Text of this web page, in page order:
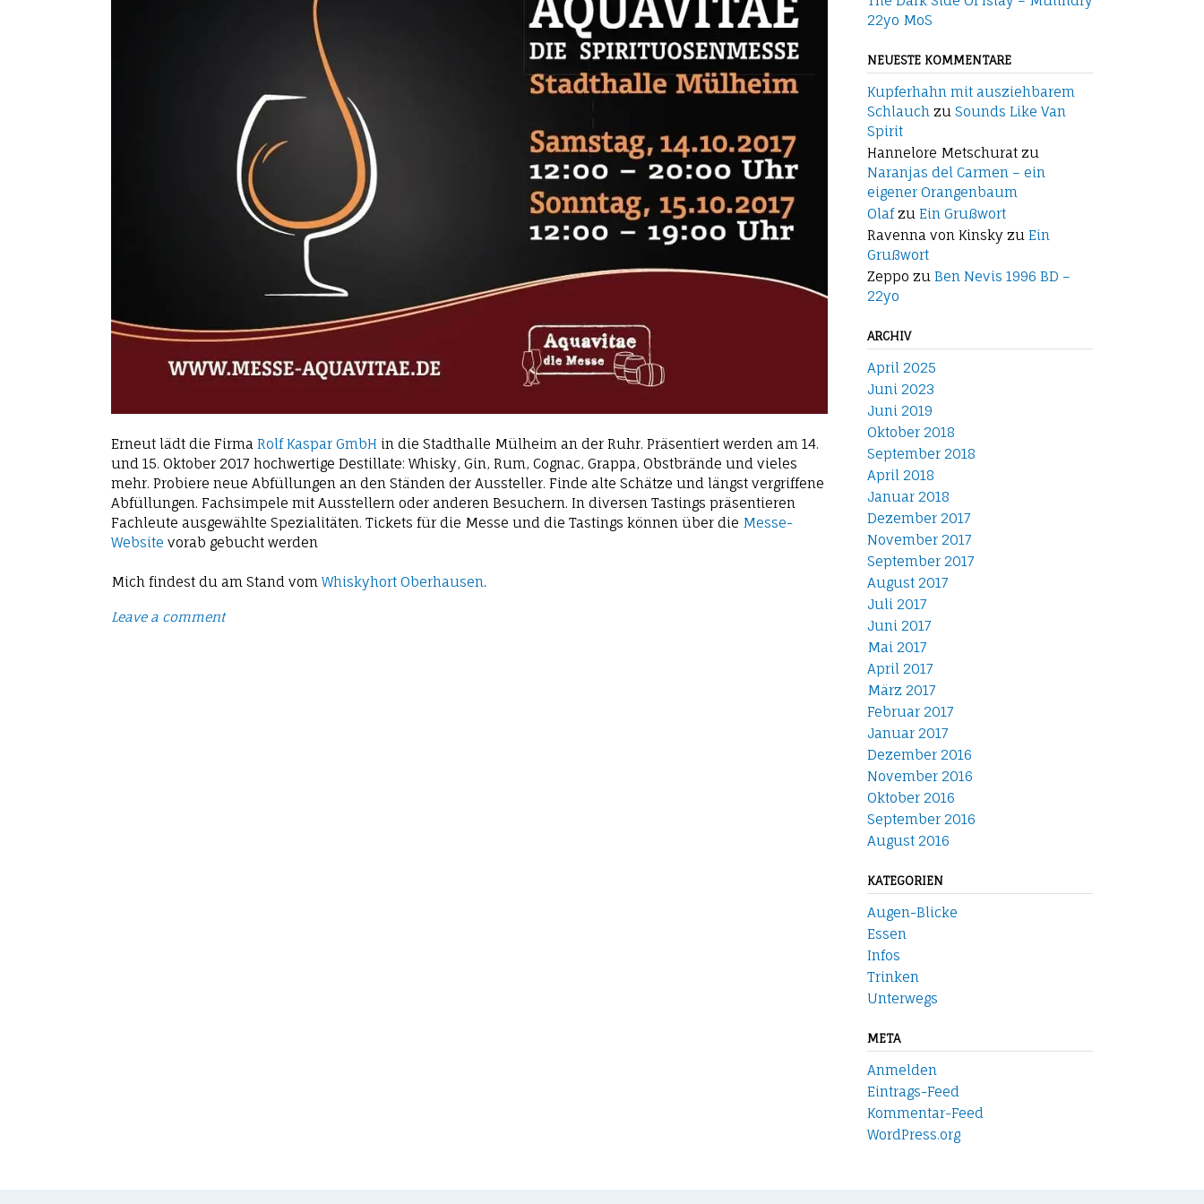
Erneut lädt die Firma Rolf Kaspar GmbH in die Stadthalle Mülheim an der Ruhr. Präsentiert werden am 14.
und 15. Oktober 2017 hochwertige Destillate: Whisky, Gin, Rum, Cognac, Grappa, Obstbrände und vieles
mehr. Probiere neue Abfüllungen an den Ständen der Aussteller. Finde alte Schätze und längst vergriffene
Abfüllungen. Fachsimpele mit Ausstellern oder anderen Besuchern. In diversen Tastings präsentieren
Fachleute ausgewählte Spezialitäten. Tickets für die Messe und die Tastings können über die Messe-
Website vorab gebucht werden
Mich findest du am Stand vom Whiskyhort Oberhausen.
Leave a comment
22yo MoS
NEUESTE KOMMENTARE
Kupferhahn mit ausziehbarem
Schlauchzu Sounds Like Van
Spirit
Hannelore Metschuratzu
Naranjas del Carmen – ein
eigener Orangenbaum
Olafzu Ein Grußwort
Ravenna von Kinskyzu Ein
Grußwort
Zeppo zu Ben Nevis 1996 BD –
22yo
ARCHIV
April 2025
Juni 2023
Juni 2019
Oktober 2018
September 2018
April 2018
Januar 2018
Dezember 2017
November 2017
September 2017
August 2017
Juli 2017
Juni 2017
Mai 2017
April 2017
März 2017
Februar 2017
Januar 2017
Dezember 2016
November 2016
Oktober 2016
September 2016
August 2016
KATEGORIEN
Augen-Blicke
Essen
Infos
Trinken
Unterwegs
META
Anmelden
Eintrags-Feed
Kommentar-Feed
WordPress.org